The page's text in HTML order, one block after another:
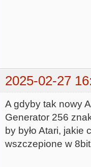
2025-02-27
A gdyby tak nowy
Generator 256
by było Atari, jakie
wszczepione w